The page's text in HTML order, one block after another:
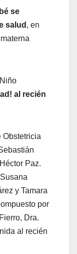
se
salud , en
al recién
Obstetricia
Paz.
y Tamara
por
Dra.
al recién